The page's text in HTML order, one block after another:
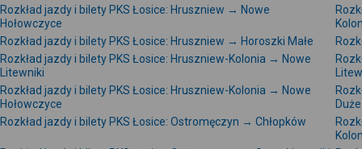
Rozkład jazdy i bilety PKS Łosice: Hruszniew → Nowe
Hołowczyce
Rozkład jazdy i bilety PKS Łosice: Hruszniew → Horoszki Małe
Rozkład jazdy i bilety PKS Łosice: Hruszniew-Kolonia → Nowe
Litewniki
Rozkład jazdy i bilety PKS Łosice: Hruszniew-Kolonia → Nowe
Hołowczyce
Duże
Rozkład jazdy i bilety PKS Łosice: Ostromęczyn → Chłopków